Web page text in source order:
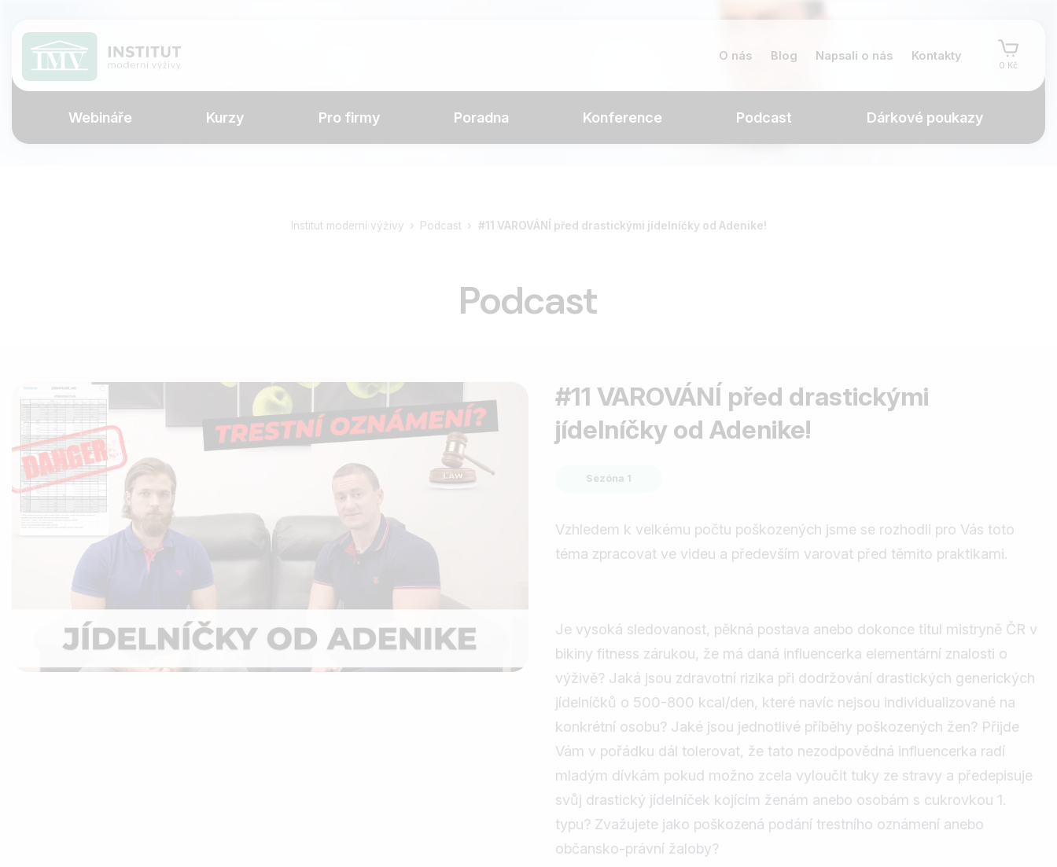
O nás Blog Napsali o nás Kontakty
0 Kč
Webináře Kurzy Pro firmy Poradna Konference Podcast Dárkové poukazy
Institut moderní výživy Podcast #11 VAROVÁNÍ před drastickými jídelníčky od Adenike!
Podcast
#11 VAROVÁNÍ před drastickými
jídelníčky od Adenike!
Sezóna 1
Vzhledem k velkému počtu poškozených jsme se rozhodli pro Vás toto
téma zpracovat ve videu a především varovat před těmito praktikami.
Je vysoká sledovanost, pěkná postava anebo dokonce titul mistryně ČR v
bikiny fitness zárukou, že má daná influencerka elementární znalosti o
výživě? Jaká jsou zdravotní rizika při dodržování drastických generických
jídelníčků o 500-800 kcal/den, které navíc nejsou individualizované na
konkrétní osobu? Jaké jsou jednotlivé příběhy poškozených žen? Přijde
Vám v pořádku dál tolerovat, že tato nezodpovědná influencerka radí
mladým dívkám pokud možno zcela vyloučit tuky ze stravy a předepisuje
svůj drastický jídelníček kojícím ženám anebo osobám s cukrovkou 1.
typu? Zvažujete jako poškozená podání trestního oznámení anebo
občansko-právní žaloby?